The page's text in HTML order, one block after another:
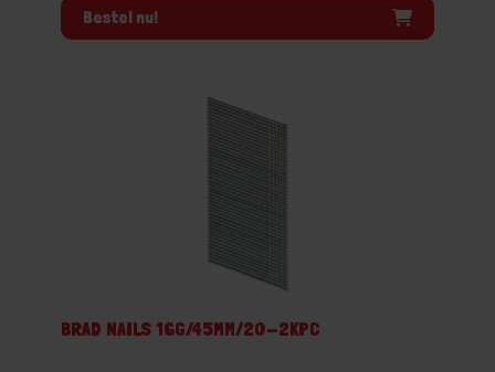
Bestel nu!
BRAD NAILS 16G/45MM/20-2KPC